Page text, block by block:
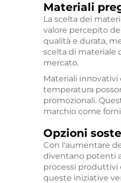
Materiali
La scelta dei
valore percepito
qualità e durata,
scelta di materiale
mercato.
Materiali
temperatura
promozionali.
marchio come
Opzioni
Con l'aumentare
diventano potenti
processi produttivi
queste iniziative